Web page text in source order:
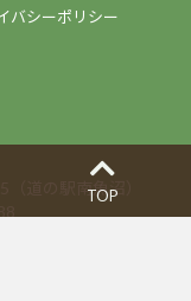
バシーポリシー
道の駅南魚沼）
TOP